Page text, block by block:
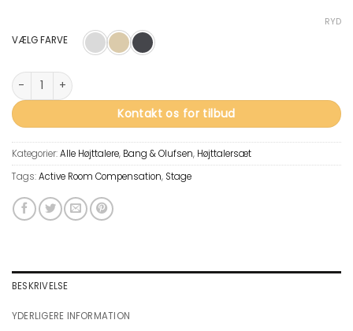
VÆLG FARVE
RYD
Beolab 90 antal
Kontakt os for tilbud
Kategorier:Alle Højttalere, Bang & Olufsen, Højttalersæt
Tags:Active Room Compensation, Stage
BESKRIVELSE
YDERLIGERE INFORMATION